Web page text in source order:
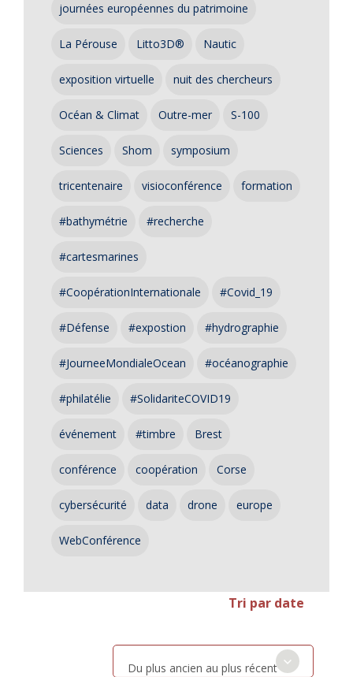
journées européennes du patrimoine
La Pérouse Litto3D® Nautic
exposition virtuelle nuit des chercheurs
Océan & Climat Outre-mer S-100
Sciences Shom symposium
tricentenaire visioconférence formation
#bathymétrie #recherche
#cartesmarines
#CoopérationInternationale #Covid_19
#Défense #expostion #hydrographie
#JourneeMondialeOcean #océanographie
#philatélie #SolidariteCOVID19
événement #timbre Brest
conférence coopération Corse
cybersécurité data drone europe
WebConférence
Tri par date
Du plus ancien au plus récent